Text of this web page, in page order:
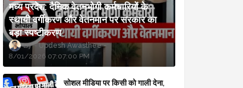
मध्य प्रदेश: दैनिक वेतनभोगी कर्मचारियों के
स्थायी वर्गीकरण और वेतनमान पर सरकार का
बड़ा स्पष्टीकरण
Updesh Awasthee
8/01/2026 07:07:00 PM
सोशल मीडिया पर किसी को गाली देना,